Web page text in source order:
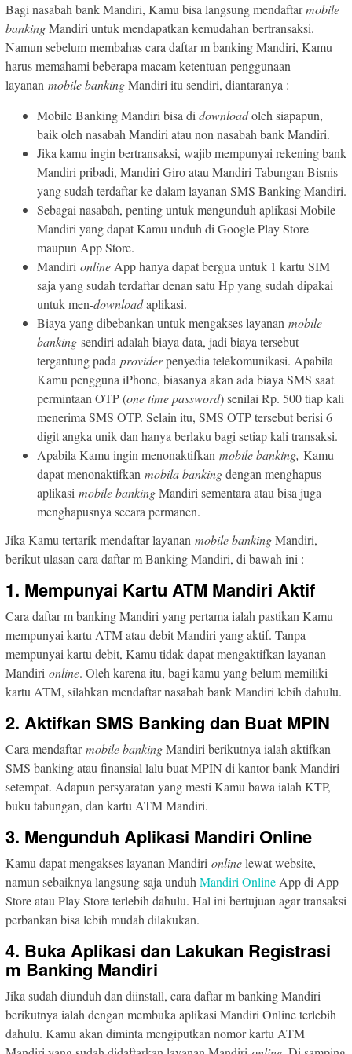
Bagi nasabah bank Mandiri, Kamu bisa langsung mendaftarmobile
bankingMandiri untuk mendapatkan kemudahan bertransaksi.
Namun sebelum membahas cara daftar m banking Mandiri, Kamu
harus memahami beberapa macam ketentuan penggunaan
layanan mobile bankingMandiri itu sendiri, diantaranya :
Mobile Banking Mandiri bisa di downloadoleh siapapun,
baik oleh nasabah Mandiri atau non nasabah bank Mandiri.
Jika kamu ingin bertransaksi, wajib mempunyai rekening bank
Mandiri pribadi, Mandiri Giro atau Mandiri Tabungan Bisnis
yang sudah terdaftar ke dalam layanan SMS Banking Mandiri.
Sebagai nasabah, penting untuk mengunduh aplikasi Mobile
Mandiri yang dapat Kamu unduh di Google Play Store
maupun App Store.
Mandiri online App hanya dapat bergua untuk 1 kartu SIM
saja yang sudah terdaftar denan satu Hp yang sudah dipakai
untuk men-downloadaplikasi.
Biaya yang dibebankan untuk mengakses layanan mobile
banking sendiri adalah biaya data, jadi biaya tersebut
tergantung pada providerpenyedia telekomunikasi. Apabila
Kamu pengguna iPhone, biasanya akan ada biaya SMS saat
permintaan OTP (one time password) senilai Rp. 500 tiap kali
menerima SMS OTP. Selain itu, SMS OTP tersebut berisi 6
digit angka unik dan hanya berlaku bagi setiap kali transaksi.
Apabila Kamu ingin menonaktifkan mobile banking, Kamu
dapat menonaktifkan mobila bankingdengan menghapus
aplikasi mobile bankingMandiri sementara atau bisa juga
menghapusnya secara permanen.
Jika Kamu tertarik mendaftar layanan mobile bankingMandiri,
berikut ulasan cara daftar m Banking Mandiri, di bawah ini :
1. Mempunyai Kartu ATM Mandiri Aktif
Cara daftar m banking Mandiri yang pertama ialah pastikan Kamu
mempunyai kartu ATM atau debit Mandiri yang aktif. Tanpa
mempunyai kartu debit, Kamu tidak dapat mengaktifkan layanan
Mandiri online. Oleh karena itu, bagi kamu yang belum memiliki
kartu ATM, silahkan mendaftar nasabah bank Mandiri lebih dahulu.
2. Aktifkan SMS Banking dan Buat MPIN
Cara mendaftarmobile bankingMandiri berikutnya ialah aktifkan
SMS banking atau finansial lalu buat MPIN di kantor bank Mandiri
setempat. Adapun persyaratan yang mesti Kamu bawa ialah KTP,
buku tabungan, dan kartu ATM Mandiri.
3. Mengunduh Aplikasi Mandiri Online
Kamu dapat mengakses layanan Mandiri onlinelewat website,
namun sebaiknya langsung saja unduh Mandiri Online App di App
Store atau Play Store terlebih dahulu. Hal ini bertujuan agar transaksi
perbankan bisa lebih mudah dilakukan.
4. Buka Aplikasi dan Lakukan Registrasi
m Banking Mandiri
Jika sudah diunduh dan diinstall, cara daftar m banking Mandiri
berikutnya ialah dengan membuka aplikasi Mandiri Online terlebih
dahulu. Kamu akan diminta mengiputkan nomor kartu ATM